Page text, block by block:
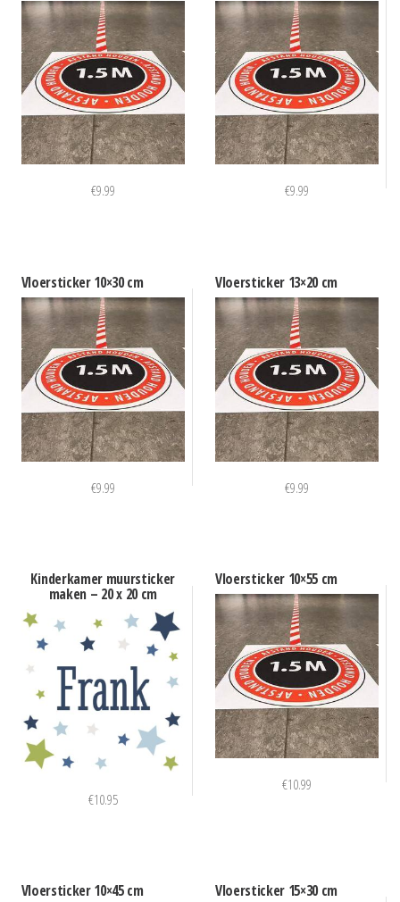
€9.99 €9.99
Vloersticker 10×30 cm
€9.99
Vloersticker 13×20 cm
€9.99
Kinderkamer muursticker
maken – 20 x 20 cm
€10.95
Vloersticker 10×55 cm
€10.99
Vloersticker 10×45 cm Vloersticker 15×30 cm